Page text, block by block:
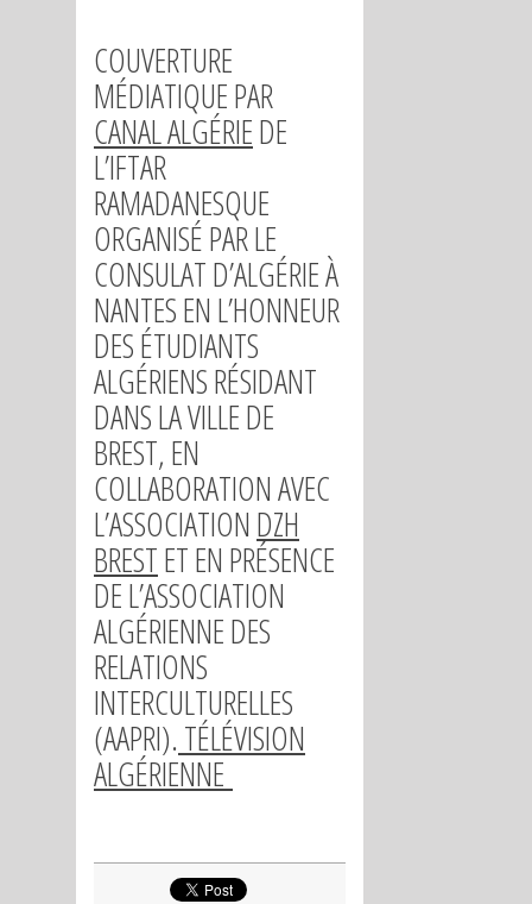
COUVERTURE
MÉDIATIQUE PAR
CANAL ALGÉRIEDE
L’IFTAR
RAMADANESQUE
ORGANISÉ PAR LE
CONSULAT D’ALGÉRIE À
NANTES EN L’HONNEUR
DES ÉTUDIANTS
ALGÉRIENS RÉSIDANT
DANS LA VILLE DE
BREST, EN
COLLABORATION AVEC
L’ASSOCIATION DZH
BRESTET EN PRÉSENCE
DE L’ASSOCIATION
ALGÉRIENNE DES
RELATIONS
INTERCULTURELLES
(AAPRI). TÉLÉVISION
ALGÉRIENNE